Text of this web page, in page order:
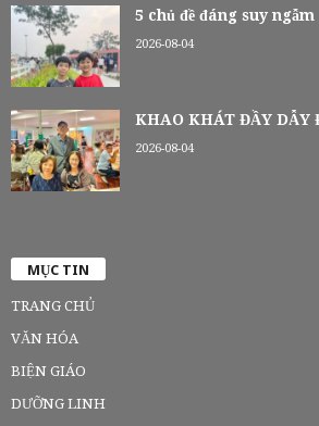
5 chủ đề đáng suy ngẫm
2026-08-04
KHAO KHÁT ĐẦY DẪY
2026-08-04
MỤC TIN
TRANG CHỦ
VĂN HÓA
BIỆN GIÁO
DƯỠNG LINH